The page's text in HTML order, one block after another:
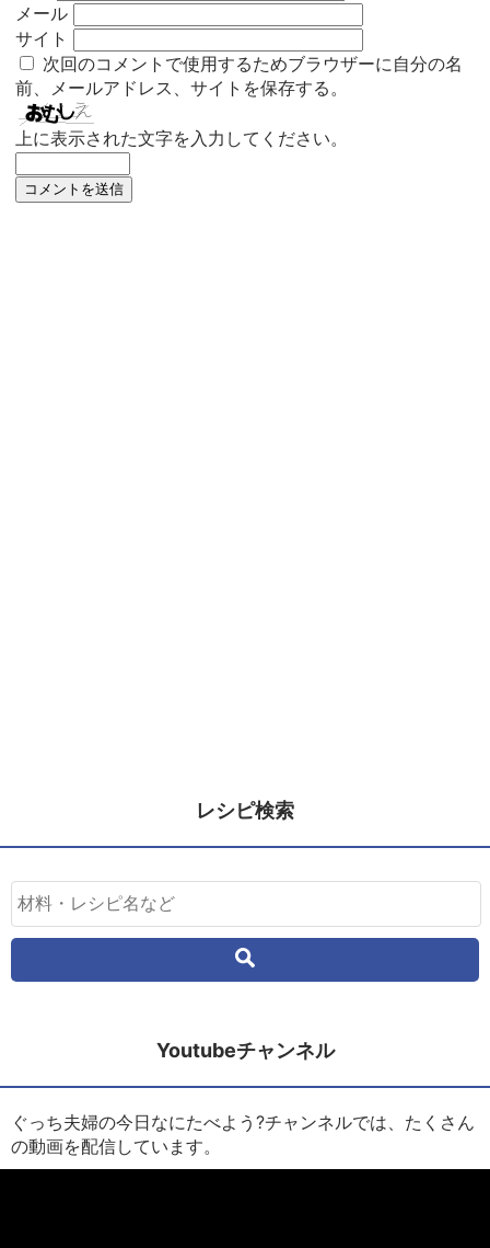
メール
サイト
次回のコメントで使用するためブラウザーに自分の名
前、メールアドレス、サイトを保存する。
上に表示された文字を入力してください。
レシピ検索
Youtubeチャンネル
ぐっち夫婦の今日なにたべよう?チャンネルでは、たくさん
の動画を配信しています。